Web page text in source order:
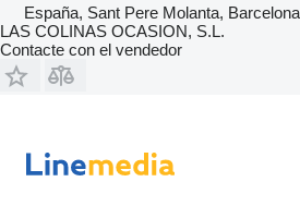
España, Sant Pere Molanta, Barcelona
LAS COLINAS OCASION, S.L.
Contacte con el vendedor